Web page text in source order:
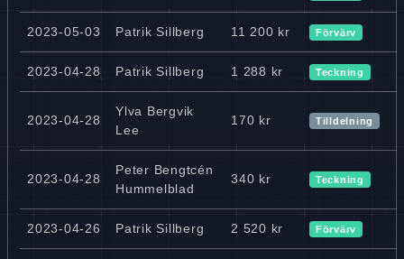
2023-05-03 Patrik Sillberg 11 200 kr Förvärv
2023-04-28 Patrik Sillberg 1 288 kr Teckning
2023-04-28
Ylva Bergvik
Lee
170 kr Tilldelning
2023-04-28
Peter Bengtcén
Hummelblad
340 kr Teckning
2023-04-26 Patrik Sillberg 2 520 kr Förvärv